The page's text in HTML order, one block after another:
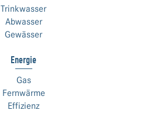
Trinkwasser
Abwasser
Gewässer
Energie
Gas
Fernwärme
Effizienz